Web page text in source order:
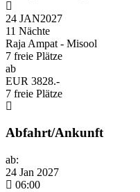
24 JAN2027
11 Nächte
Raja Ampat - Misool
7 freie Plätze
ab
EUR 3828.-
7 freie Plätze
Abfahrt/Ankunft
ab:
24 Jan 2027
06:00